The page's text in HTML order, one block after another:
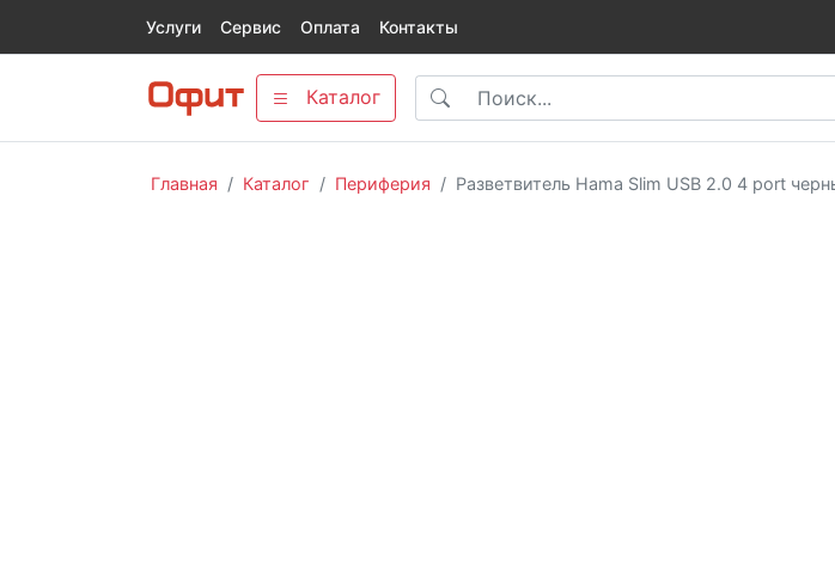
Услуги Сервис Оплата Контакты
Каталог
Главная Каталог Периферия Разветвитель Hama Slim USB 2.0 4 port